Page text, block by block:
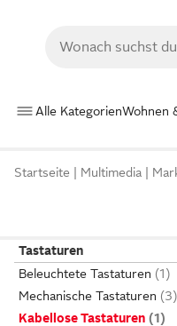
Alle KategorienWohnen
Startseite Multimedia
Tastaturen
Beleuchtete Tastaturen
Mechanische Tastaturen
Kabellose Tastaturen